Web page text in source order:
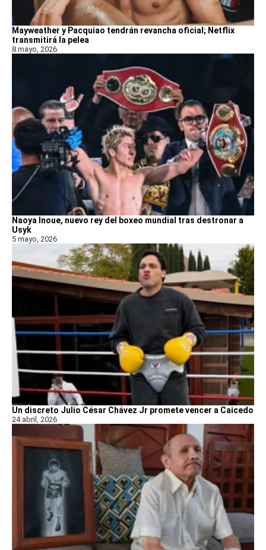
Mayweather y Pacquiao tendrán revancha oficial; Netflix
transmitirá la pelea
8 mayo, 2026
Naoya Inoue, nuevo rey del boxeo mundial tras destronar a
Usyk
5 mayo, 2026
Un discreto Julio César Chávez Jr promete vencer a Caicedo
24 abril, 2026